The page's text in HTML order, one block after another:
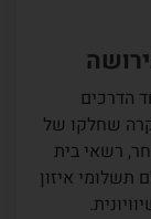
הדרכים
שחלקו של
רשאי בית
איזון